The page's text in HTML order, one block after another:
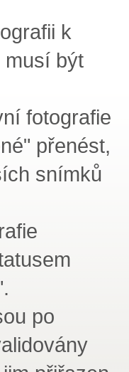
k
musí být
fotografie
přenést,
snímků
po